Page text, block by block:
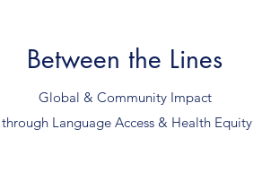
Between the Lines
Global & Community Impact
through Language Access & Health Equity